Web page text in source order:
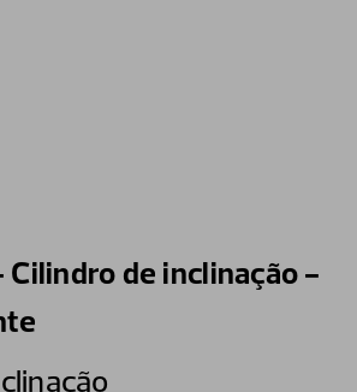
Cilindro de inclinação -